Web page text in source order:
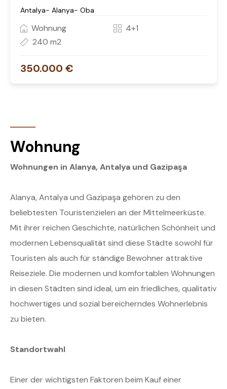
Antalya- Alanya- Oba
Wohnung
4+1
240 m2
350.000 €
Wohnung
Wohnungen in Alanya, Antalya und Gazipaşa
Alanya, Antalya und Gazipaşa gehören zu den
beliebtesten Touristenzielen an der Mittelmeerküste.
Mit ihrer reichen Geschichte, natürlichen Schönheit und
modernen Lebensqualität sind diese Städte sowohl für
Touristen als auch für ständige Bewohner attraktive
Reiseziele. Die modernen und komfortablen Wohnungen
in diesen Städten sind ideal, um ein friedliches, qualitativ
hochwertiges und sozial bereicherndes Wohnerlebnis
zu bieten.
Standortwahl
Einer der wichtigsten Faktoren beim Kauf einer